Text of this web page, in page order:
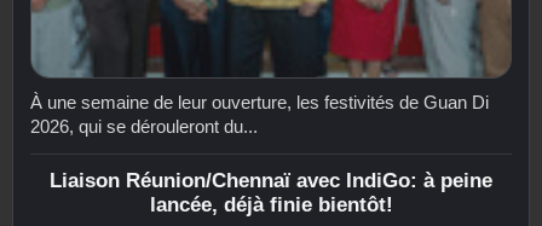
À une semaine de leur ouverture, les festivités de Guan Di
2026, qui se dérouleront du...
Liaison Réunion/Chennaï avec IndiGo: à peine
lancée, déjà finie bientôt!